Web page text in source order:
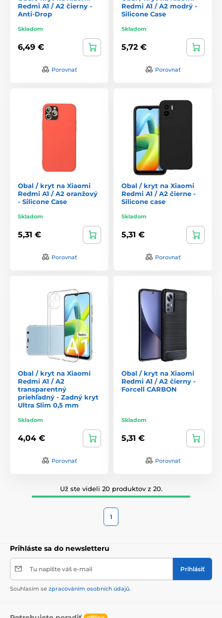
Redmi A1 / A2 čierny -
Anti-Drop
Skladom
6,49 €
Porovnať
Redmi A1 / A2 modrý -
Silicone Case
Skladom
5,72 €
Porovnať
Obal / kryt na Xiaomi
Redmi A1 / A2 oranžový
- Silicone Case
Skladom
5,31 €
Porovnať
Obal / kryt na Xiaomi
Redmi A1 / A2 čierne -
Silicone case
Skladom
5,31 €
Porovnať
Obal / kryt na Xiaomi
Redmi A1 / A2
transparentný
priehľadný - Zadný kryt
Ultra Slim 0,5 mm
Skladom
4,04 €
Porovnať
Obal / kryt na Xiaomi
Redmi A1 / A2 čierny -
Forcell CARBON
Skladom
5,31 €
Porovnať
Už ste videli 20 produktov z 20.
1
Prihláste sa do newsletteru
Tu napíšte váš e-mail Prihlásiť
Souhlasím se zpracováním osobních údajů.